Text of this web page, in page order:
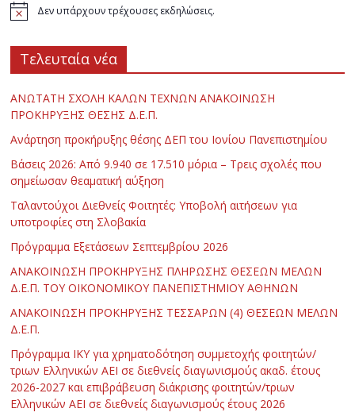
Δεν υπάρχουν τρέχουσες εκδηλώσεις.
Τελευταία νέα
ΑΝΩΤΑΤΗ ΣΧΟΛΗ ΚΑΛΩΝ ΤΕΧΝΩΝ ΑΝΑΚΟΙΝΩΣΗ
ΠΡΟΚΗΡΥΞΗΣ ΘΕΣΗΣ Δ.Ε.Π.
Ανάρτηση προκήρυξης θέσης ΔΕΠ του Ιονίου Πανεπιστημίου
Βάσεις 2026: Από 9.940 σε 17.510 μόρια – Τρεις σχολές που
σημείωσαν θεαματική αύξηση
Ταλαντούχοι Διεθνείς Φοιτητές: Υποβολή αιτήσεων για
υποτροφίες στη Σλοβακία
Πρόγραμμα Εξετάσεων Σεπτεμβρίου 2026
ΑΝΑΚΟΙΝΩΣΗ ΠΡΟΚΗΡΥΞΗΣ ΠΛΗΡΩΣΗΣ ΘΕΣΕΩΝ ΜΕΛΩΝ
Δ.Ε.Π. ΤΟΥ ΟΙΚΟΝΟΜΙΚΟΥ ΠΑΝΕΠΙΣΤΗΜΙΟΥ ΑΘΗΝΩΝ
ΑΝΑΚΟΙΝΩΣΗ ΠΡΟΚΗΡΥΞΗΣ ΤΕΣΣΑΡΩΝ (4) ΘΕΣΕΩΝ ΜΕΛΩΝ
Δ.Ε.Π.
Πρόγραμμα ΙΚΥ για χρηματοδότηση συμμετοχής φοιτητών/
τριων Ελληνικών ΑΕΙ σε διεθνείς διαγωνισμούς ακαδ. έτους
2026-2027 και επιβράβευση διάκρισης φοιτητών/τριων
Ελληνικών ΑΕΙ σε διεθνείς διαγωνισμούς έτους 2026